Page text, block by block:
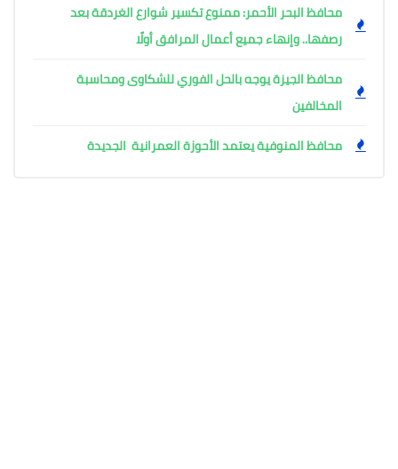
محافظ البحر الأحمر: ممنوع تكسير شوارع الغردقة بعد
رصفها.. وإنهاء جميع أعمال المرافق أولًا
محافظ الجيزة يوجه بالحل الفوري للشكاوى ومحاسبة
المخالفين
محافظ المنوفية يعتمد الأحوزة العمرانية الجديدة